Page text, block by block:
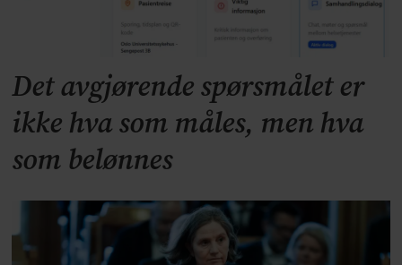
Det avgjørende spørsmålet er
ikke hva som måles, men hva
som belønnes